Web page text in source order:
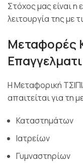
Στόχος μας είναι η
λειτουργία της με
Μεταφορές
Η Μεταφορική
απαιτείται για τη
Καταστημάτων
Ιατρείων
Γυμναστηρίων